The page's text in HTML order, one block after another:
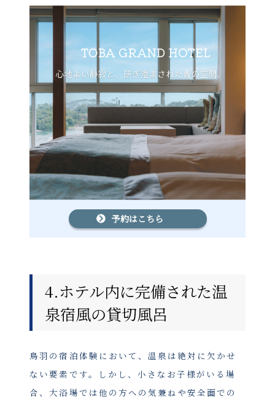
予約はこちら
4.ホテル内に完備された温
泉宿風の貸切風呂
鳥羽の宿泊体験において、温泉は絶対に欠かせ
ない要素です。しかし、小さなお子様がいる場
合、大浴場では他の方への気兼ねや安全面での